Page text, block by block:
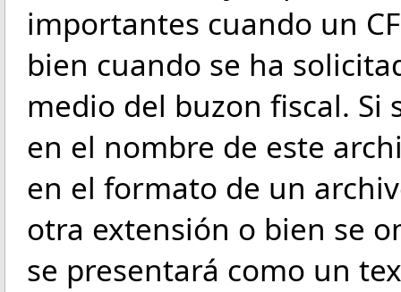
importantes cuando un
bien cuando se ha
medio del buzon fiscal. Si
en el nombre de este
en el formato de un
otra extensión o bien se
se presentará como un